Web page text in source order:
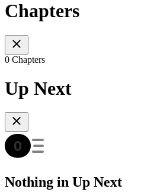
Chapters
0 Chapters
Up Next
Nothing in Up Next